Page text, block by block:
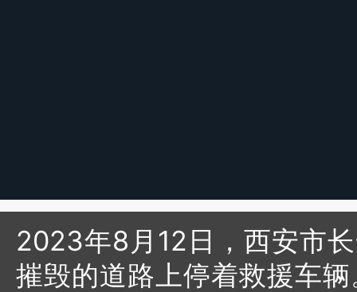
2023年8月12日，西安市
摧毁的道路上停着救援车